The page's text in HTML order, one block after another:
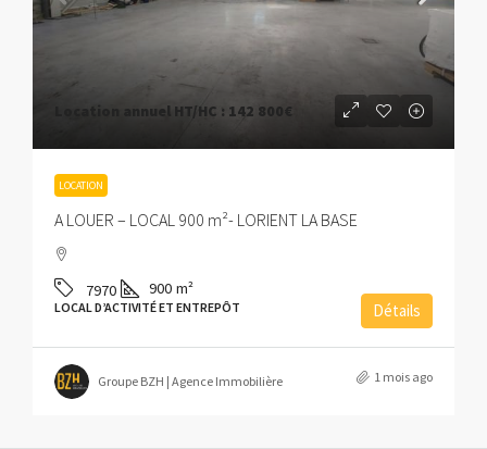
Location annuel HT/HC : 142 800€
LOCATION
A LOUER – LOCAL 900 m²- LORIENT LA BASE
7970 900 m²
LOCAL D’ACTIVITÉ ET ENTREPÔT Détails
Groupe BZH | Agence Immobilière 1 mois ago